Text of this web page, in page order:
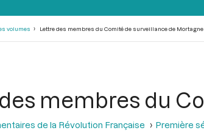
volumes Lettre des membres du Comité de surveillance de Mortagne
membres du
de la Révolution Française Première